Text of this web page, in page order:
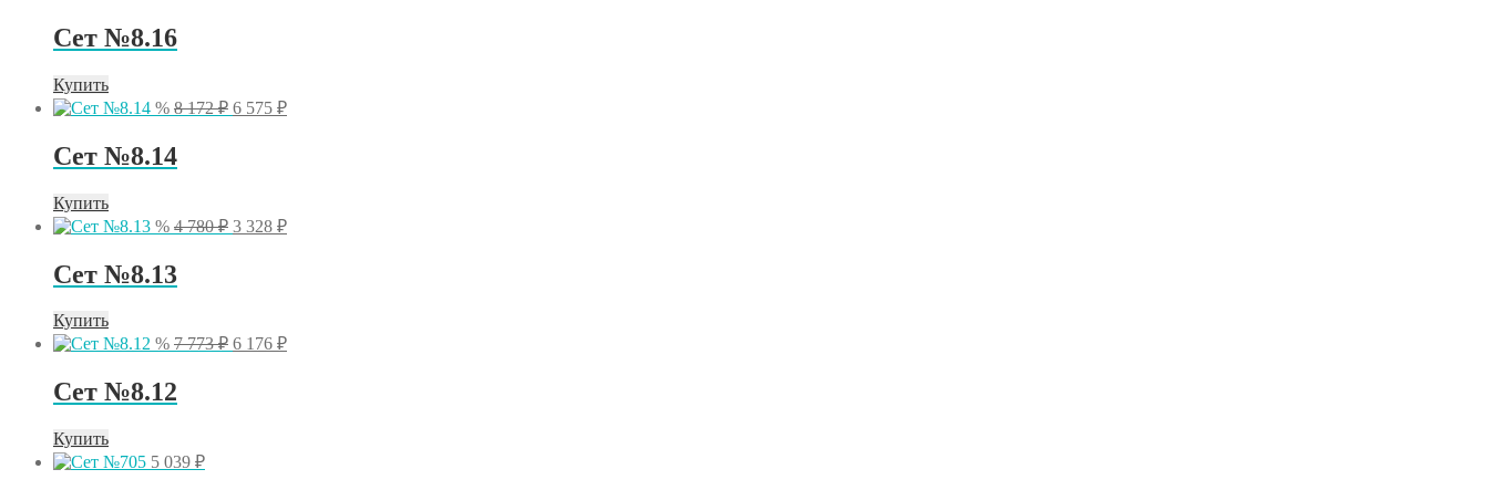
Сет №8.16
Купить
% 8 172₽ Первоначальная
6 575 ₽Текущая
Сет №8.14
Купить
% 4 780₽ Первоначальная
3 328 ₽Текущая
Сет №8.13
Купить
% 7 773₽ Первоначальная
6 176 ₽Текущая
Сет №8.12
Купить
5 039 ₽